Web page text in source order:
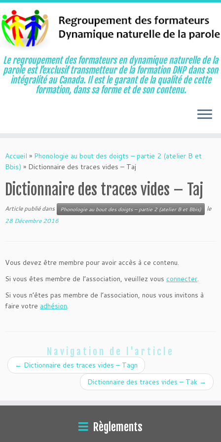
au
contenu
Le regroupement des formateurs en dynamique naturelle de la
parole est l’exclusif transmetteur de la formation DNP dans son
intégralité au Canada. Il est le garant de la qualité de cette
formation, dans sa forme et de son contenu.
Accueil » Phonologie au bout des doigts – partie 2 (atelier B et
Bbis) » Dictionnaire des traces vides – Taj
Dictionnaire des traces vides – Taj
Article publié dans Phonologie au bout des doigts – partie 2 (atelier B et Bbis)
le
28 Décembre 2016
Vous devez être membre pour avoir accès à ce contenu.
Si vous êtes membre de l’association, veuillez vous connecter.
Si vous n’êtes pas membre de l’association, nous vous invitons à
faire votre adhésion.
Navigation de l'article
← Dictionnaire des traces vides – Tagn
Dictionnaire des traces vides – Tak →
Règlements